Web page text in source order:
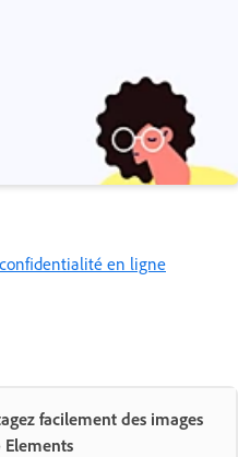
en ligne
facilement des images